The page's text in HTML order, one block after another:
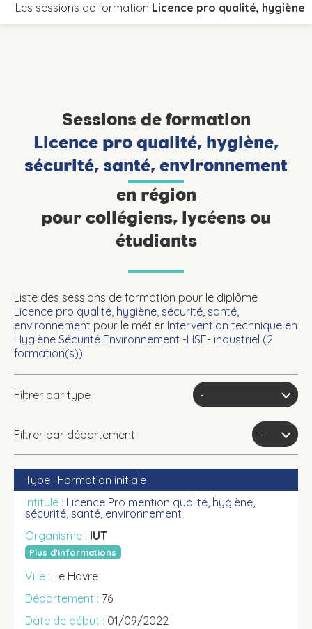
Les sessions de formation Licence pro qualité,
Sessions de formation
Licence pro qualité, hygiène,
sécurité, santé, environnement
en région
pour collégiens, lycéens ou
étudiants
Liste des sessions de formation pour le diplôme
Licence pro qualité, hygiène, sécurité, santé,
environnement pour le métier Intervention technique en
Hygiène Sécurité Environnement -HSE- industriel (2
formation(s))
Filtrer par type
Filtrer par département
Formation initiale
Licence Pro mention qualité, hygiène,
sécurité, santé, environnement
IUT
Plus d'informations
Le Havre
76
01/09/2022